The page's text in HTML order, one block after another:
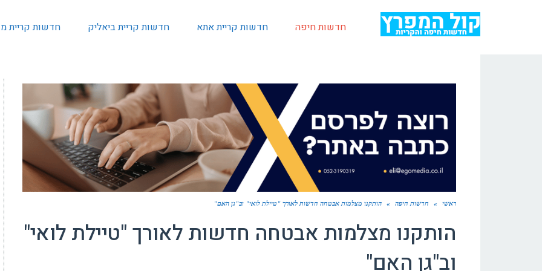
חדשות חיפה חדשות קריית אתא חדשות קריית ביאליק חדשות קריית
ראשי » חדשות חיפה » הותקנו מצלמות אבטחה חדשות לאורך "טיילת לואי" וב"גן האם"
הותקנו מצלמות אבטחה חדשות לאורך "טיילת לואי"
וב"גן האם"